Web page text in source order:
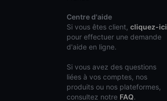
Centre d'aide
Si vous êtes client, cliquez-ici
pour effectuer une demande
d'aide en ligne.
Si vous avez des questions
liées à vos comptes, nos
produits ou nos plateformes,
consultez notre FAQ.